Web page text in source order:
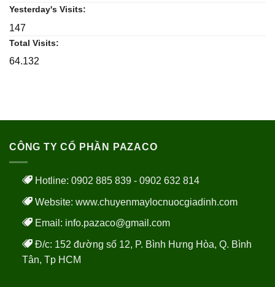
Yesterday's Visits:
147
Total Visits:
64.132
CÔNG TY CỔ PHẦN PAZACO
Hotline: 0902 885 839 - 0902 632 814
Website: www.chuyenmaylocnuocgiadinh.com
Email: info.pazaco@gmail.com
Đ/c: 152 đường số 12, P. Bình Hưng Hòa, Q. Bình
Tân, Tp HCM